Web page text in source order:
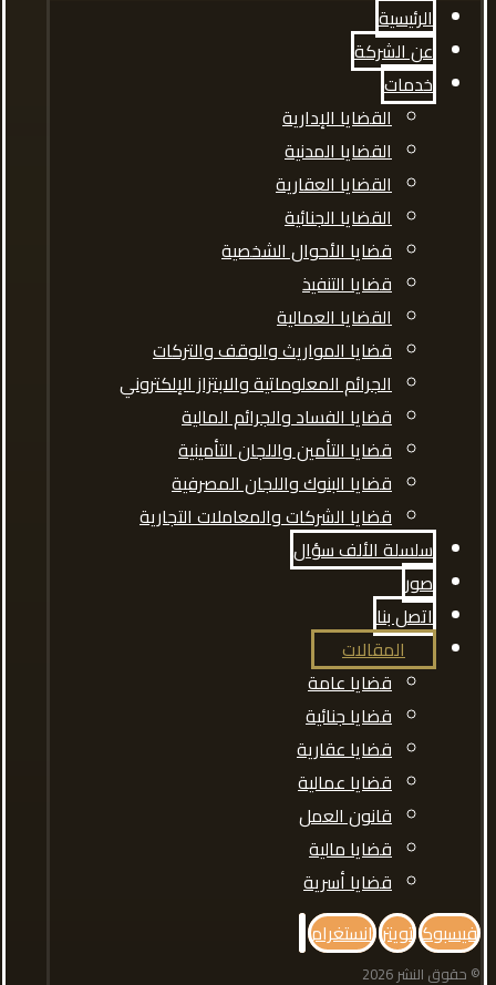
الرئيسية
عن الشركة
خدمات
القضايا الإدارية
القضايا المدنية
القضايا العقارية
القضايا الجنائية
قضايا الأحوال الشخصية
قضايا التنفيذ
القضايا العمالية
قضايا المواريث والوقف والتركات
الجرائم المعلوماتية والابتزاز الإلكتروني
قضايا الفساد والجرائم المالية
قضايا التأمين واللجان التأمينية
قضايا البنوك واللجان المصرفية
قضايا الشركات والمعاملات التجارية
سلسلة الألف سؤال
صور
اتصل بنا
المقالات
قضايا عامة
قضايا جنائية
قضايا عقارية
قضايا عمالية
قانون العمل
قضايا مالية
قضايا أسرية
فيسبوك تويتر انستغرام
© حقوق النشر 2026